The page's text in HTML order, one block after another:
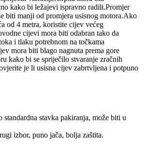
kako bi ležajevi ispravno radili.Promjer
biti manji od promjera usisnog motora.Ako
od 4 metra, koristite cijev većeg
cijevi mora biti odabran tako da
i tlaku potrebnom na točkama
mora biti blago nagnuta prema gore
kako bi se spriječilo stvaranje zračnih
je li usisna cijev zabrtvljena i potpuno
standardna stavka pakiranja, može biti u
izbor, puno jača, bolja zaštita.